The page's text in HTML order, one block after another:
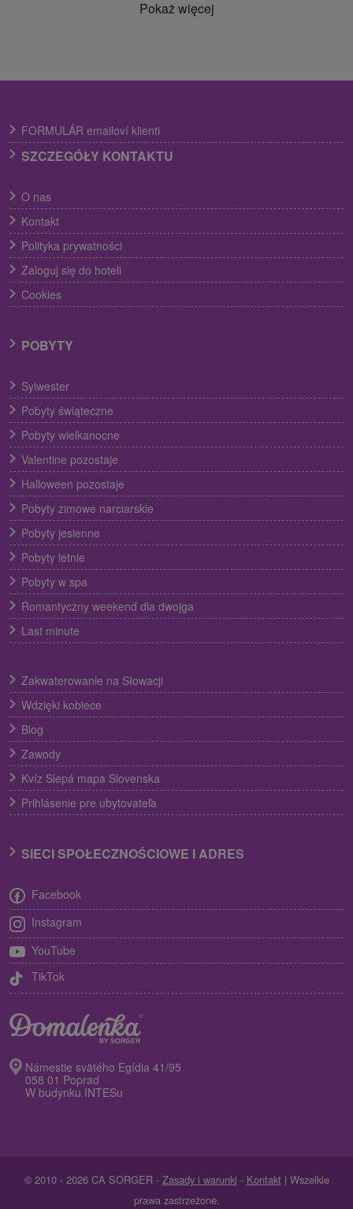
Pokaż więcej
FORMULÁR emailoví klienti
SZCZEGÓŁY KONTAKTU
O nas
Kontakt
Polityka prywatności
Zaloguj się do hoteli
Cookies
POBYTY
Sylwester
Pobyty świąteczne
Pobyty wielkanocne
Valentine pozostaje
Halloween pozostaje
Pobyty zimowe narciarskie
Pobyty jesienne
Pobyty letnie
Pobyty w spa
Romantyczny weekend dla dwojga
Last minute
Zakwaterowanie na Słowacji
Wdzięki kobiece
Blog
Zawody
Kvíz Slepá mapa Slovenska
Prihlásenie pre ubytovateľa
SIECI SPOŁECZNOŚCIOWE I ADRES
Facebook
Instagram
YouTube
TikTok
Námestie svätého Egídia 41/95
058 01 Poprad
W budynku INTESu
© 2010 - 2026 CA SORGER - Zasady i warunki - Kontakt | Wszelkie
prawa zastrzeżone.